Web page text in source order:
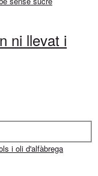
ni llevat i